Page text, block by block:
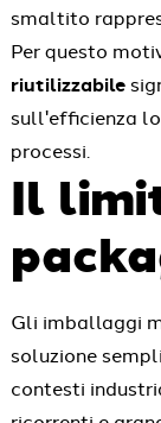
smaltito
Per questo
riutilizzabile
sull'efficienza
processi.
Il
Gli imballaggi
soluzione
contesti